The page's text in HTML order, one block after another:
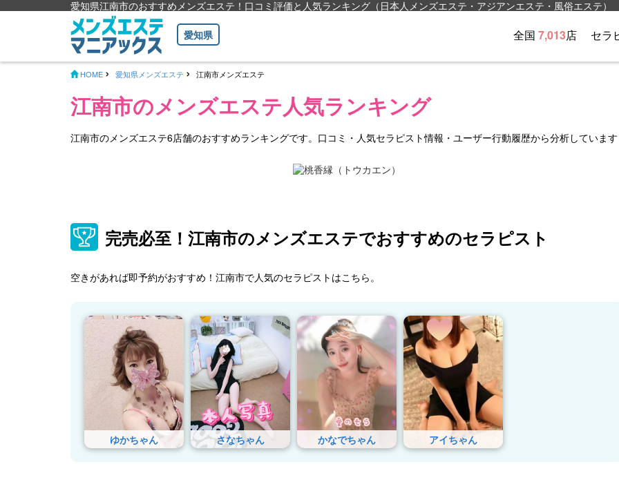
愛知県江南市のおすすめメンズエステ！口コミ評価と人気ランキング（日本人メンズエステ・アジアンエステ・風俗エステ）
愛知県 全国 7,013店 セラ
HOME 愛知県メンズエステ 江南市メンズエステ
江南市のメンズエステ人気ランキング
江南市のメンズエステ6店舗のおすすめランキングです。口コミ・人気セラピスト情報・ユーザー行動履歴から分析しています
完売必至！江南市のメンズエステでおすすめのセラピスト
空きがあれば即予約がおすすめ！江南市で人気のセラピストはこちら。
ゆかちゃん さなちゃん かなでちゃん アイちゃん